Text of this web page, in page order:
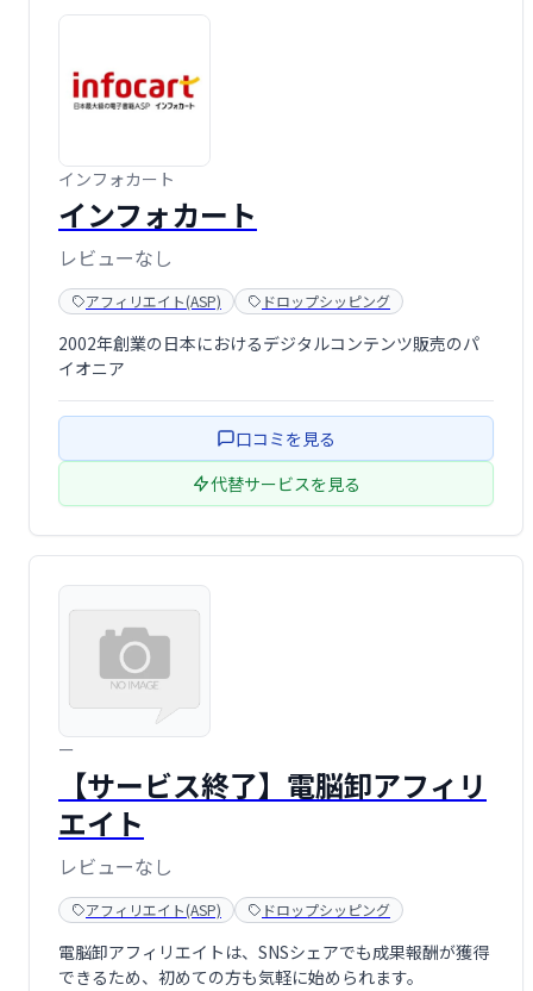
インフォカート
インフォカート
レビューなし
アフィリエイト(ASP) ドロップシッピング
2002年創業の日本におけるデジタルコンテンツ販売のパ
イオニア
口コミを見る
代替サービスを見る
ー
【サービス終了】電脳卸アフィリ
エイト
レビューなし
アフィリエイト(ASP) ドロップシッピング
電脳卸アフィリエイトは、SNSシェアでも成果報酬が獲得
できるため、初めての方も気軽に始められます。